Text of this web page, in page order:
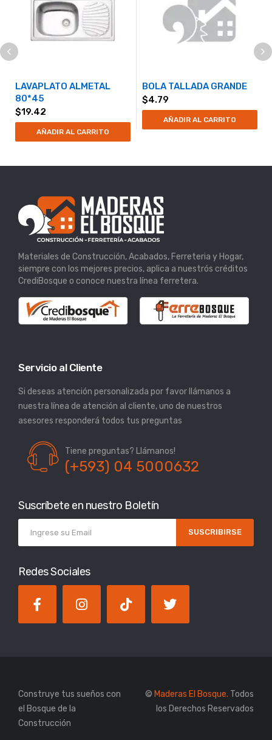
LAVAPLATO ALMETAL
80*45
$19.42
AÑADIR AL CARRITO
BOLA TALLADA GRANDE
$4.79
AÑADIR AL CARRITO
Materiales de Construcción, Acabados, Ferreteria y Hogar,
siempre con los mejores precios, aplica a nuestrós créditos
CrediBosque o conoce nuestra línea ferretera.
Servicio al Cliente
Si deseas atención personalizada por favor llámanos a
nuestra línea de atención al cliente, uno de nuestros
asesores responderá todos tus preguntas
Tiene preguntas? Llámanos!
(+593) 04 5000632
Suscríbete en nuestro Boletín
SUSCRIBIRSE
Redes Sociales
Construye tus sueños con
el Bosque de la
Construcción
© Maderas El Bosque. Todos
los Derechos Reservados